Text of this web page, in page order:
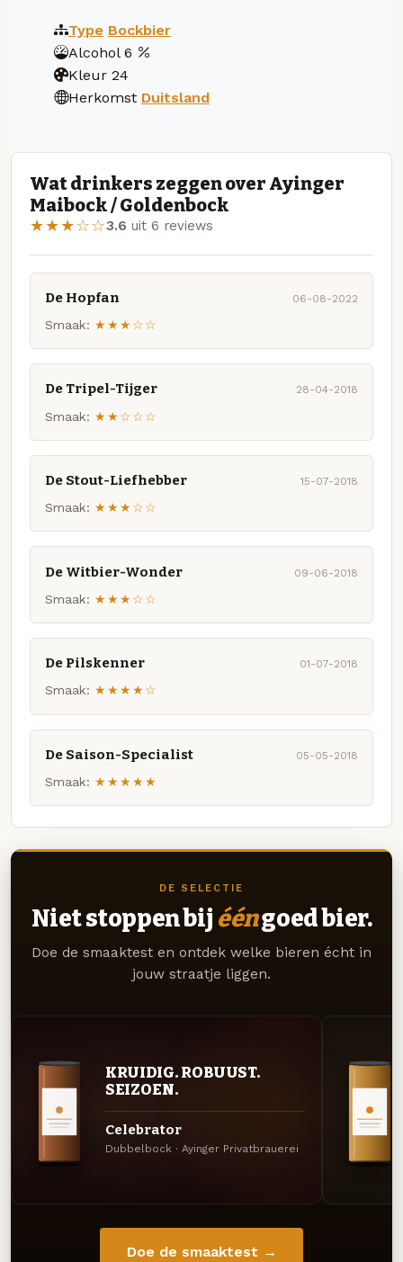
Type Bockbier
Alcohol 6
Kleur 24
Herkomst Duitsland
Wat drinkers zeggen over Ayinger
Maibock / Goldenbock
★★★☆☆3.6 uit 6 reviews
De Hopfan 06-08-2022
Smaak: ★★★☆☆
De Tripel-Tijger 28-04-2018
Smaak: ★★☆☆☆
De Stout-Liefhebber 15-07-2018
Smaak: ★★★☆☆
De Witbier-Wonder 09-06-2018
Smaak: ★★★☆☆
De Pilskenner 01-07-2018
Smaak: ★★★★☆
De Saison-Specialist 05-05-2018
Smaak: ★★★★★
DE SELECTIE
Niet stoppen bij ééngoed bier.
Doe de smaaktest en ontdek welke bieren écht in
jouw straatje liggen.
KRUIDIG. ROBUUST.
SEIZOEN.
Celebrator
Dubbelbock · Ayinger Privatbrauerei
Doe de smaaktest →